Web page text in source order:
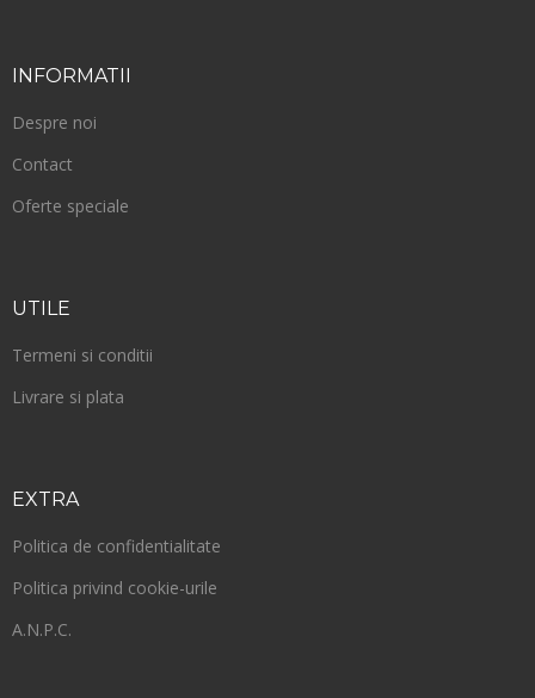
INFORMATII
Despre noi
Contact
Oferte speciale
UTILE
Termeni si conditii
Livrare si plata
EXTRA
Politica de confidentialitate
Politica privind cookie-urile
A.N.P.C.